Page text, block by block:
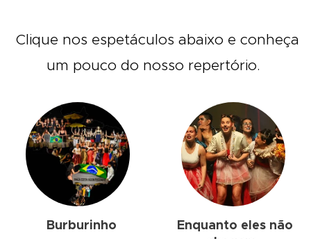
Clique nos espetáculos abaixo e conheça
um pouco do nosso repertório.
Burburinho
Enquanto eles não